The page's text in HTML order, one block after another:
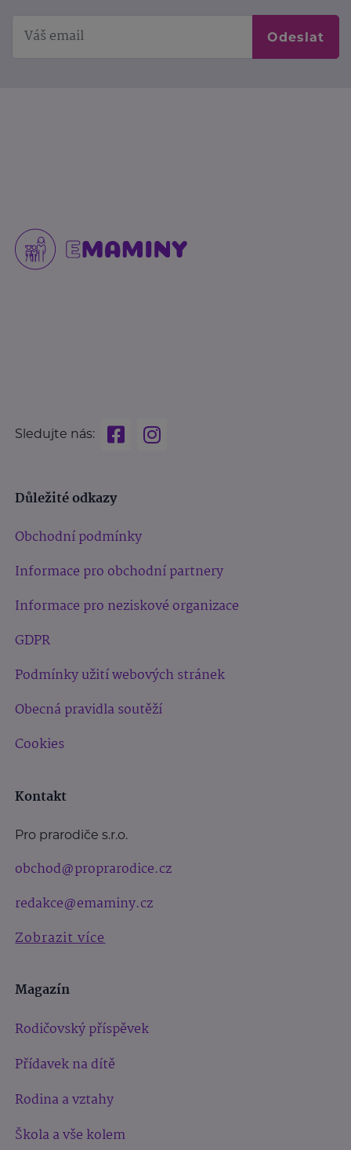
Odeslat
Sledujte nás:
Důležité odkazy
Obchodní podmínky
Informace pro obchodní partnery
Informace pro neziskové organizace
GDPR
Podmínky užití webových stránek
Obecná pravidla soutěží
Cookies
Kontakt
Pro prarodiče s.r.o.
obchod@proprarodice.cz
redakce@emaminy.cz
Zobrazit více
Magazín
Rodičovský příspěvek
Přídavek na dítě
Rodina a vztahy
Škola a vše kolem